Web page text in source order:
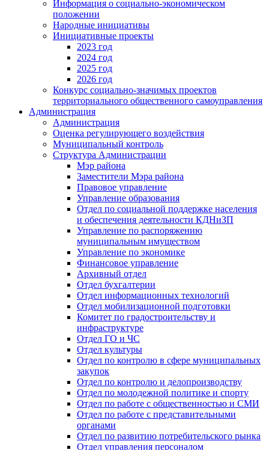
Информация о социально-экономическом
положении
Народные инициативы
Инициативные проекты
2023 год
2024 год
2025 год
2026 год
Конкурс социально-значимых проектов
территориального общественного самоуправления
Администрация
Администрация
Оценка регулирующего воздействия
Муниципальный контроль
Структура Администрации
Мэр района
Заместители Мэра района
Правовое управление
Управление образования
Отдел по социальной поддержке населения
и обеспечения деятельности КДНиЗП
Управление по распоряжению
муниципальным имуществом
Управление по экономике
Финансовое управление
Архивный отдел
Отдел бухгалтерии
Отдел информационных технологий
Отдел мобилизационной подготовки
Комитет по градостроительству и
инфраструктуре
Отдел ГО и ЧС
Отдел культуры
Отдел по контролю в сфере муниципальных
закупок
Отдел по контролю и делопроизводству
Отдел по молодежной политике и спорту
Отдел по работе с общественностью и СМИ
Отдел по работе с представительными
органами
Отдел по развитию потребительского рынка
Отдел управления персоналом